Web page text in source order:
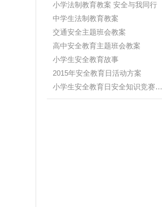
小学法制教育教案 安全与我同行
中学生法制教育教案
交通安全主题班会教案
高中安全教育主题班会教案
小学生安全教育故事
2015年安全教育日活动方案
小学生安全教育日安全知识竞赛题(附...